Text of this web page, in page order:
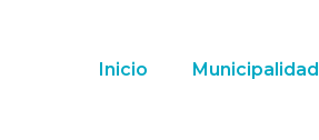
Inicio Municipalidad